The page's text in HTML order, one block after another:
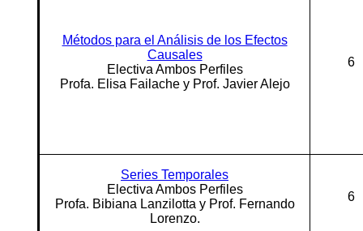
Métodos para el Análisis de los Efectos
Causales
Electiva Ambos Perfiles
Profa. Elisa Failache y Prof. Javier Alejo
6
Series Temporales
Electiva Ambos Perfiles
Profa. Bibiana Lanzilotta y Prof. Fernando
Lorenzo.
6